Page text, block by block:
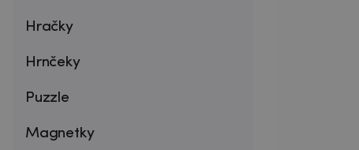
Hračky
Hrnčeky
Puzzle
Magnetky